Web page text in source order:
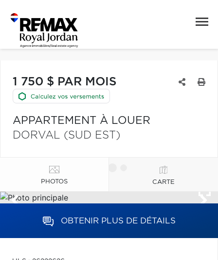
1 750 $ PAR MOIS
APPARTEMENT À LOUER
DORVAL (SUD EST)
PHOTOS CARTE
OBTENIR PLUS DE DÉTAILS